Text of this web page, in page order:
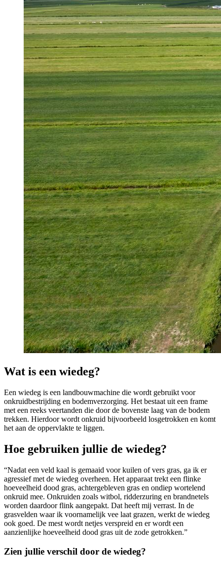
Wat is een wiedeg?
Een wiedeg is een landbouwmachine die wordt gebruikt voor
onkruidbestrijding en bodemverzorging. Het bestaat uit een frame
met een reeks veertanden die door de bovenste laag van de bodem
trekken. Hierdoor wordt onkruid bijvoorbeeld losgetrokken en komt
het aan de oppervlakte te liggen.
Hoe gebruiken jullie de wiedeg?
“Nadat een veld kaal is gemaaid voor kuilen of vers gras, ga ik er
agressief met de wiedeg overheen. Het apparaat trekt een flinke
hoeveelheid dood gras, achtergebleven gras en ondiep wortelend
onkruid mee. Onkruiden zoals witbol, ridderzuring en brandnetels
worden daardoor flink aangepakt. Dat heeft mij verrast. In de
grasvelden waar ik voornamelijk vee laat grazen, werkt de wiedeg
ook goed. De mest wordt netjes verspreid en er wordt een
aanzienlijke hoeveelheid dood gras uit de zode getrokken.”
Zien jullie verschil door de wiedeg?